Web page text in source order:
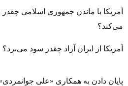
آمریکا با ماندن جمهوری اسلامی
می‌کند؟
آمریکا از ایران آزاد چقدر سود می‌برد؟
پایان دادن به همکاری «علی